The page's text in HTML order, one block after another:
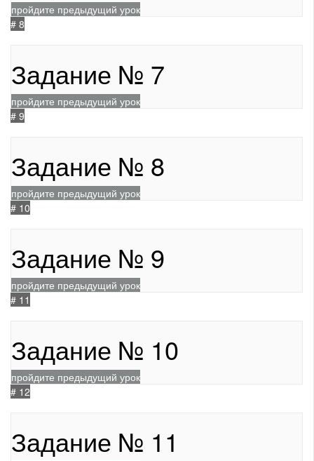
пройдите предыдущий урок
# 8
Задание № 7
пройдите предыдущий урок
# 9
Задание № 8
пройдите предыдущий урок
# 10
Задание № 9
пройдите предыдущий урок
# 11
Задание № 10
пройдите предыдущий урок
# 12
Задание № 11